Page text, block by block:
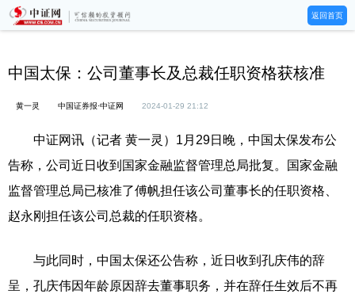
返回首页
中国太保：公司董事长及总裁任职资格获核准
黄一灵 中国证券报·中证网 2024-01-29 21:12
中证网讯（记者 黄一灵）1月29日晚，中国太保发布公
告称，公司近日收到国家金融监督管理总局批复。国家金融
监督管理总局已核准了傅帆担任该公司董事长的任职资格、
赵永刚担任该公司总裁的任职资格。
与此同时，中国太保还公告称，近日收到孔庆伟的辞
呈，孔庆伟因年龄原因辞去董事职务，并在辞任生效后不再